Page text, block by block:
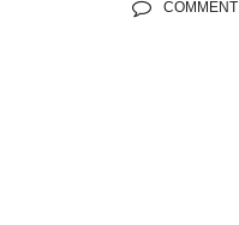
COMMENT